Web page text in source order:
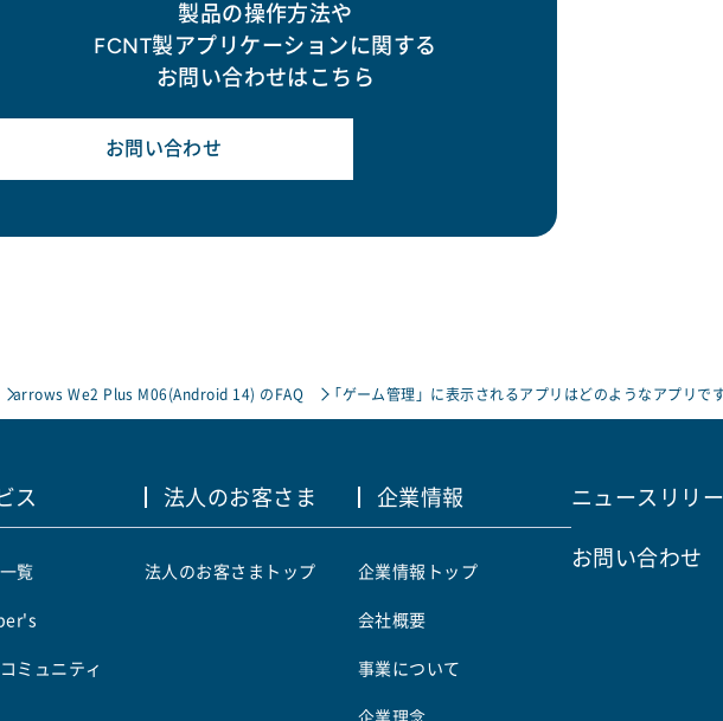
製品の操作方法や
FCNT製アプリケーションに関する
お問い合わせはこちら
お問い合わせ
arrows We2 Plus M06(Android 14) のFAQ 「ゲーム管理」に表示されるアプリはどのようなアプリで
ス
覧
ミュニティ
法人のお客さま
法人のお客さまトップ
企業情報
企業情報トップ
会社概要
事業について
企業理念
ニュースリリ
お問い合わせ